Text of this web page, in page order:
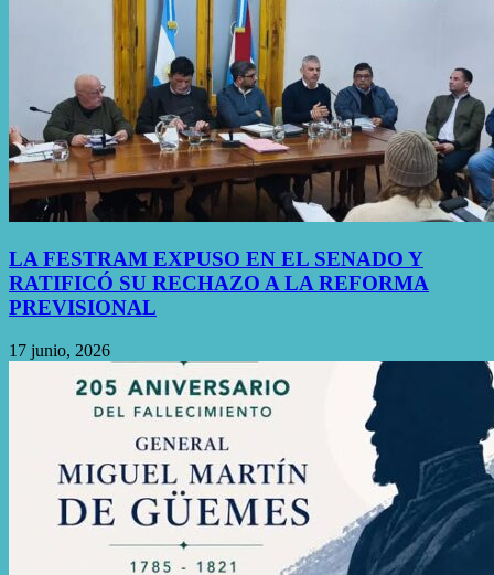
LA FESTRAM EXPUSO EN EL SENADO Y
RATIFICÓ SU RECHAZO A LA REFORMA
PREVISIONAL
17 junio, 2026